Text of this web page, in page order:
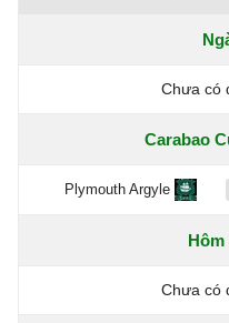
Chưa có
Carabao
Plymouth Argyle
Hôm
Chưa có